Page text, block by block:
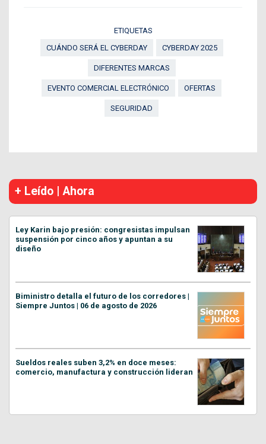
ETIQUETAS
CUÁNDO SERÁ EL CYBERDAY
CYBERDAY 2025
DIFERENTES MARCAS
EVENTO COMERCIAL ELECTRÓNICO OFERTAS
SEGURIDAD
+ Leído | Ahora
Ley Karin bajo presión: congresistas impulsan
suspensión por cinco años y apuntan a su
diseño
Biministro detalla el futuro de los corredores |
Siempre Juntos | 06 de agosto de 2026
Sueldos reales suben 3,2% en doce meses:
comercio, manufactura y construcción lideran